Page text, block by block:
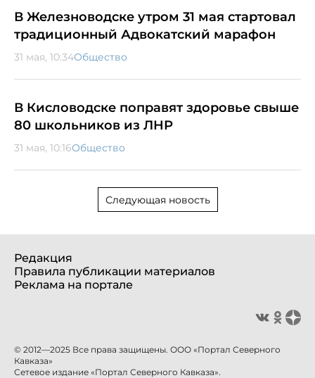
В Железноводске утром 31 мая стартовал
традиционный Адвокатский марафон
31 мая, 10:34Общество
В Кисловодске поправят здоровье свыше
80 школьников из ЛНР
31 мая, 10:16Общество
Следующая новость
Редакция
Правила публикации материалов
Реклама на портале
© 2012—2025 Все права защищены. ООО «Портал Северного
Кавказа»
Сетевое издание «Портал Северного Кавказа».